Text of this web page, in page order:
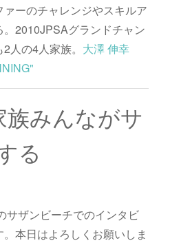
ーのチャレンジやスキルア
2010JPSAグランドチャン
人の4人家族。 大澤 伸幸
みんながサ
る
ザンビーチでのインタビ
本日はよろしくお願いしま